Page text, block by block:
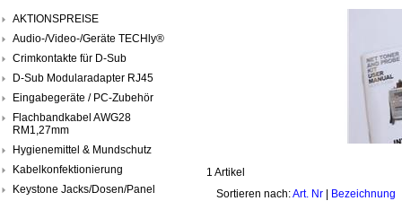
AKTIONSPREISE
Audio-/Video-/Geräte TECHly®
Crimkontakte für D-Sub
D-Sub Modularadapter RJ45
Eingabegeräte / PC-Zubehör
Flachbandkabel AWG28
RM1,27mm
Hygienemittel & Mundschutz
Kabelkonfektionierung
Keystone Jacks/Dosen/Panel
1 Artikel
Sortieren nach:Art. Nr | Bezeichnung